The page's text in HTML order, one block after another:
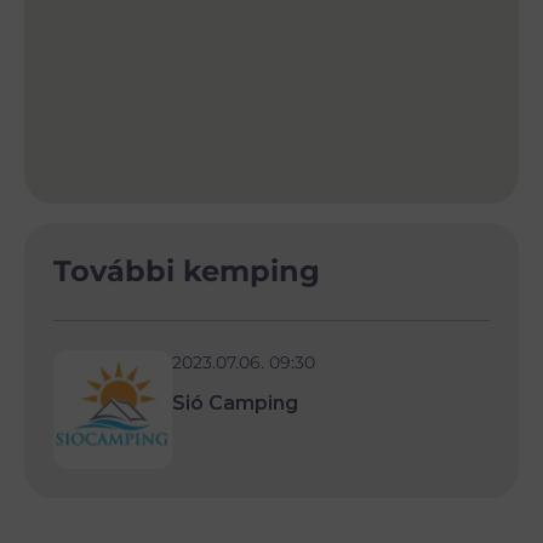
További kemping
2023.07.06. 09:30
Sió Camping